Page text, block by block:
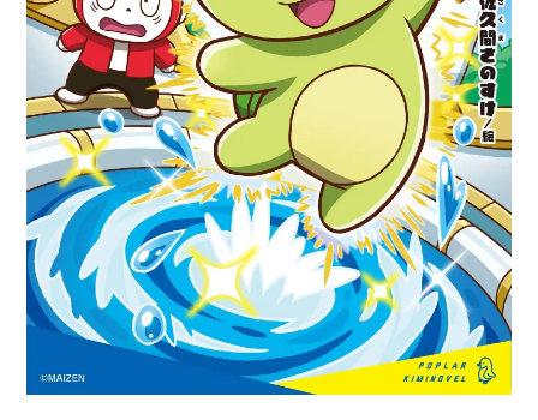
ル
ケ
ー
キ
が
販
売
開
始！